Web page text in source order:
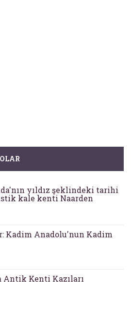
yıldız şeklindeki tarihi
kale kenti Naarden
Kadim Anadolu'nun Kadim
Antik Kenti Kazıları